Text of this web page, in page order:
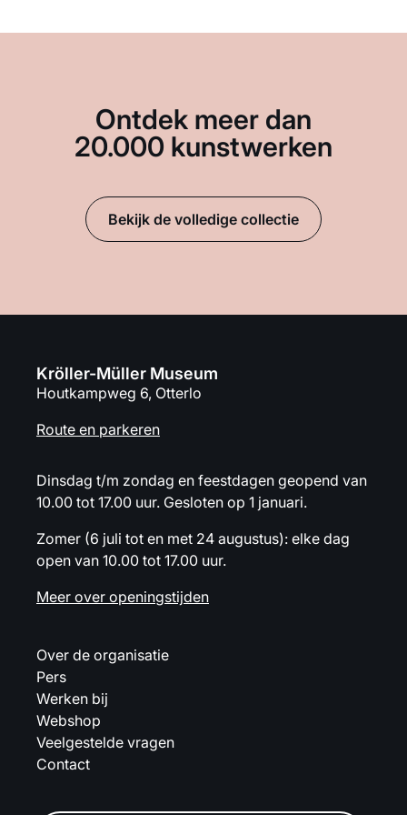
Ontdek meer dan
20.000 kunstwerken
Bekijk de volledige collectie
Kröller-Müller Museum
Houtkampweg 6, Otterlo
Route en parkeren
Dinsdag t/m zondag en feestdagen geopend van
10.00 tot 17.00 uur. Gesloten op 1 januari.
Zomer (6 juli tot en met 24 augustus): elke dag
open van 10.00 tot 17.00 uur.
Meer over openingstijden
Over de organisatie
Pers
Werken bij
Webshop
Veelgestelde vragen
Contact